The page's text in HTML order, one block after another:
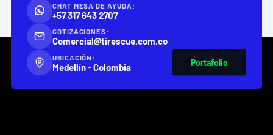
CHAT MESA DE AYUDA:
+57 317 643 2707
COTIZACIONES:
Comercial@tirescue.com.co
UBICACIÓN:
Medellín - Colombia Portafolio